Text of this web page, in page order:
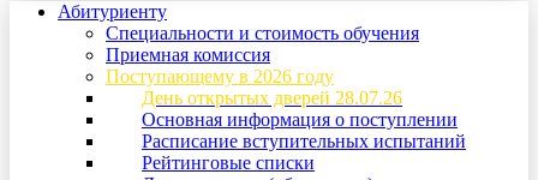
Абитуриенту
Специальности и стоимость обучения
Приемная комиссия
Поступающему в 2026 году
День открытых дверей 28.07.26
Основная информация о поступлении
Расписание вступительных испытаний
Рейтинговые списки